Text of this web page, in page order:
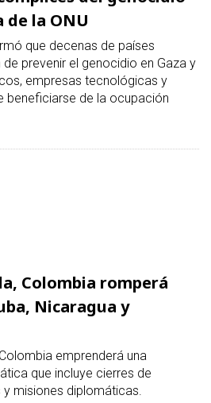
de la ONU
que decenas de países
prevenir el genocidio en Gaza y
empresas tecnológicas y
beneficiarse de la ocupación
Colombia romperá
Nicaragua y
emprenderá una
que incluye cierres de
misiones diplomáticas.